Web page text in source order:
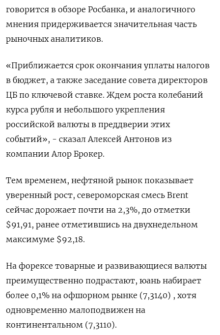
говорится в обзоре Росбанка, и аналогичного
мнения придерживается значительная часть
рыночных аналитиков.
«Приближается срок окончания уплаты налогов
в бюджет, а также заседание совета директоров
ЦБ по ключевой ставке. Ждем роста колебаний
курса рубля и небольшого укрепления
российской валюты в преддверии этих
событий», - сказал Алексей Антонов из
компании Алор Брокер.
Тем временем, нефтяной рынок показывает
уверенный рост, североморская смесь Brent
сейчас дорожает почти на 2,3%, до отметки
$91,91, ранее отметившись на двухнедельном
максимуме $92,18.
На форексе товарные и развивающиеся валюты
преимущественно подрастают, юань набирает
более 0,1% на офшорном рынке (7,3140) , хотя
одновременно малоподвижен на
континентальном (7,3110).